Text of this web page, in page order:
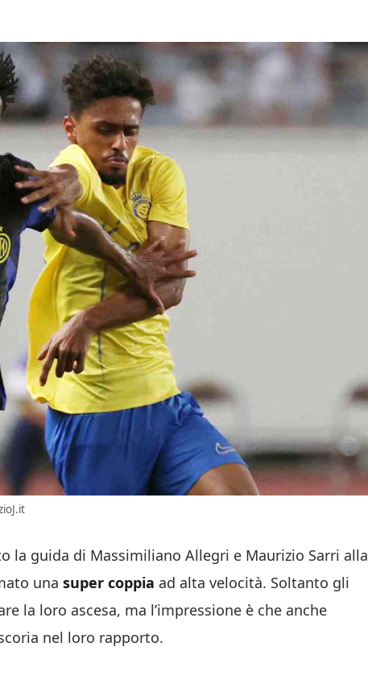
la guida di Massimiliano Allegri e Maurizio Sarri alla
una super coppia ad alta velocità. Soltanto gli
la loro ascesa, ma l’impressione è che anche
nel loro rapporto.